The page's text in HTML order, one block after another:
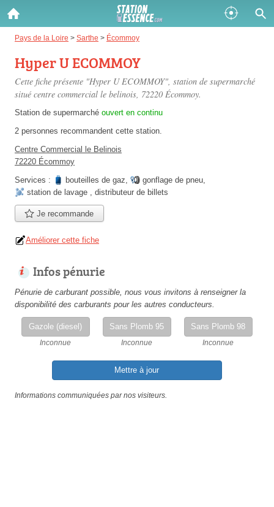
Pays de la Loire > Sarthe > Écommoy
Hyper U ECOMMOY
Cette fiche présente "Hyper U ECOMMOY", station de supermarché
situé centre commercial le belinois, 72220 Écommoy.
Station de supermarché ouvert en continu
2 personnes recommandent cette station.
Centre Commercial le Belinois
72220 Écommoy
Services :
bouteilles de gaz, gonflage de pneu,
station de lavage , distributeur de billets
Je recommande
Améliorer cette fiche
Infos pénurie
Pénurie de carburant possible, nous vous invitons à renseigner la
disponibilité des carburants pour les autres conducteurs.
Gazole (diesel)
Inconnue
Sans Plomb 95
Inconnue
Sans Plomb 98
Inconnue
Mettre à jour
Informations communiquées par nos visiteurs.
Gazole :
Disponible
SP 98 :
Disponible
Disponible